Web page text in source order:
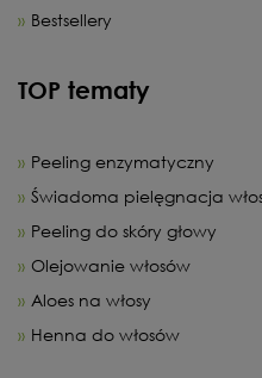
Bestsellery
TOP tematy
Peeling enzymatyczny
Świadoma pielęgnacja
Peeling do skóry głowy
Olejowanie włosów
Aloes na włosy
Henna do włosów